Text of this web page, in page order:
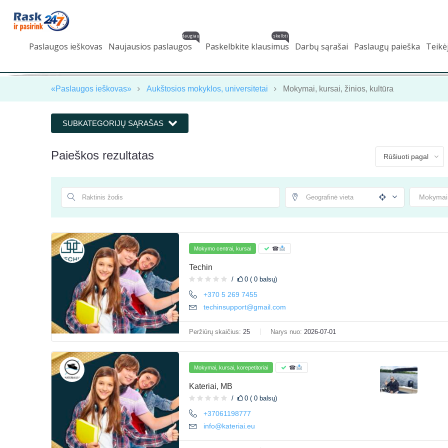
Paslaugos ieškovas Naujausios paslaugos
daugiau
Paskelbkite klausimus
skelbti
Darbų sąrašai Paslaugų paieška
«Paslaugos ieškovas» Aukštosios mokyklos, universitetai Mokymai, kursai, žinios, kultūra
SUBKATEGORIJŲ SĄRAŠAS
Paieškos rezultatas
Mokymo centrai, kursai ☎
Techin
0 ( 0 balsų)
+370 5 269 7455
techinsupport@gmail.com
Peržiūrų skaičius: 25 Narys nuo: 2026-07-01
Mokymai, kursai, korepetitoriai ☎
Kateriai, MB
0 ( 0 balsų)
+37061198777
info@kateriai.eu